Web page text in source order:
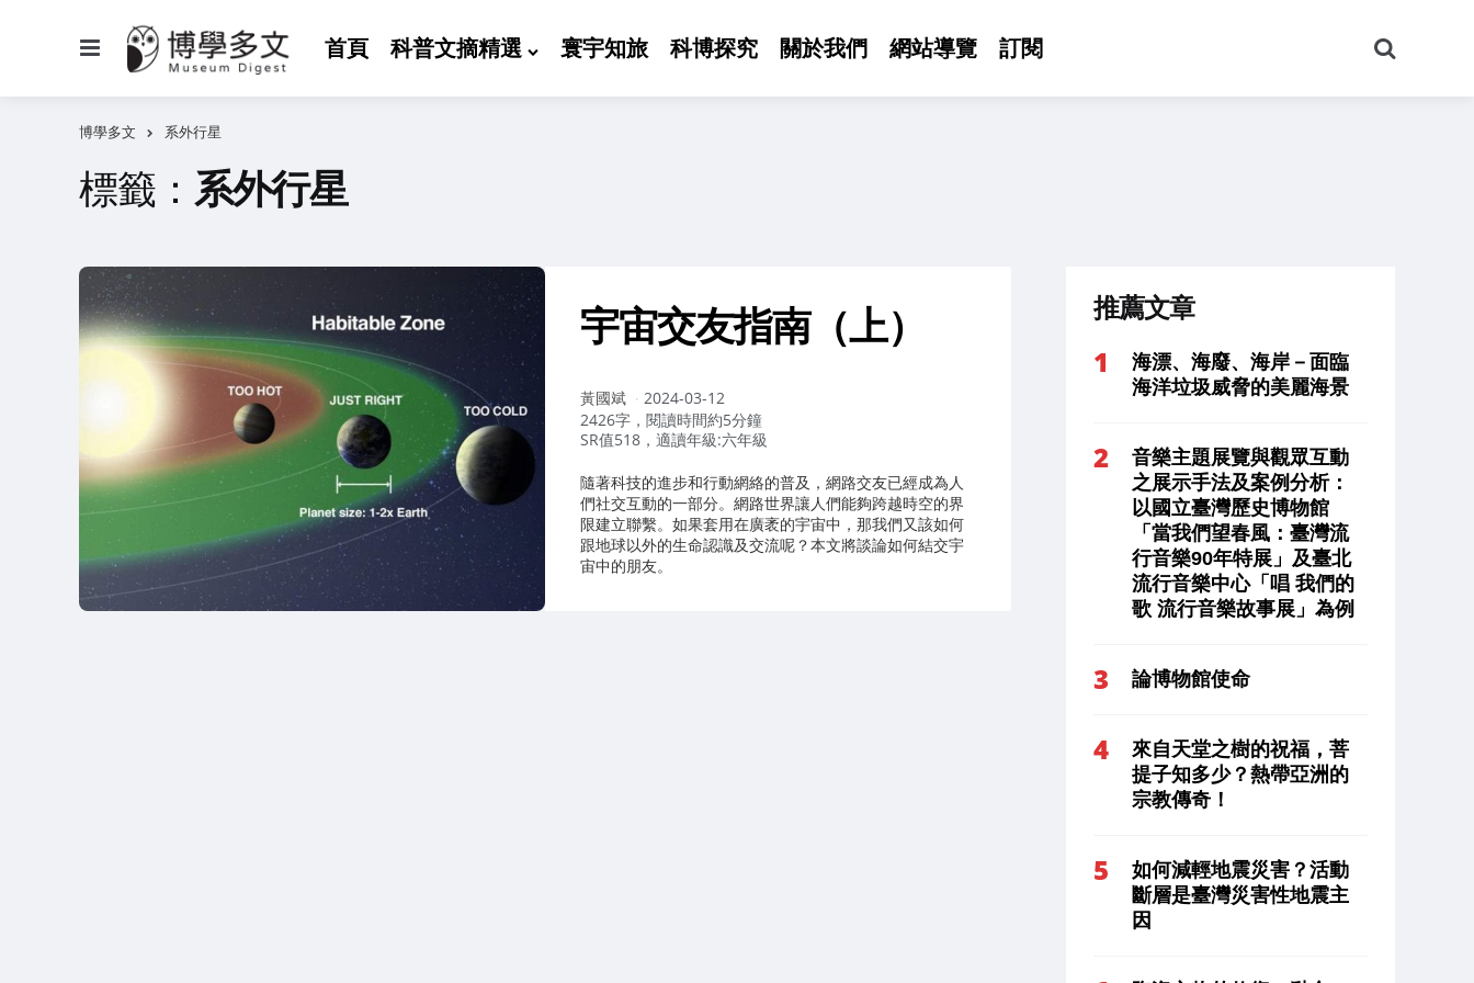
首頁 科普文摘精選 寰宇知旅 科博探究 關於我們 網站導覽 訂閱
尋
博學多文 系外行星
標籤： 系外行星
宇宙交友指南（上）
作
者：
黃國斌
2024-03-12
2426字，閱讀時間約5分鐘
SR值518，適讀年級:六年級
隨著科技的進步和行動網絡的普及，網路交友已經成為人
們社交互動的一部分。網路世界讓人們能夠跨越時空的界
限建立聯繫。如果套用在廣袤的宇宙中，那我們又該如何
跟地球以外的生命認識及交流呢？本文將談論如何結交宇
宙中的朋友。
推薦文章
海漂、海廢、海岸－面臨
海洋垃圾威脅的美麗海景
音樂主題展覽與觀眾互動
之展示手法及案例分析：
以國立臺灣歷史博物館
「當我們望春風：臺灣流
行音樂90年特展」及臺北
流行音樂中心「唱 我們的
歌 流行音樂故事展」為例
論博物館使命
來自天堂之樹的祝福，菩
提子知多少？熱帶亞洲的
宗教傳奇！
如何減輕地震災害？活動
斷層是臺灣災害性地震主
因